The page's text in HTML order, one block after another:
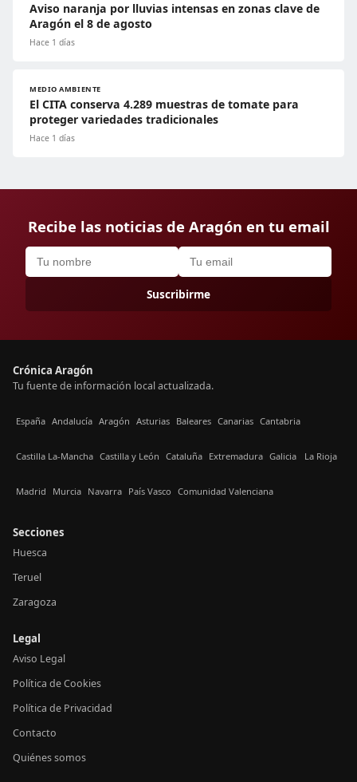
Aviso naranja por lluvias intensas en zonas clave de
Aragón el 8 de agosto
Hace 1 días
MEDIO AMBIENTE
El CITA conserva 4.289 muestras de tomate para
proteger variedades tradicionales
Hace 1 días
Recibe las noticias de Aragón en tu email
Suscribirme
Crónica Aragón
Tu fuente de información local actualizada.
España Andalucía Aragón Asturias Baleares Canarias Cantabria
Castilla La-Mancha Castilla y León Cataluña Extremadura Galicia La Rioja
Madrid Murcia Navarra País Vasco Comunidad Valenciana
Secciones
Huesca
Teruel
Zaragoza
Legal
Aviso Legal
Política de Cookies
Política de Privacidad
Contacto
Quiénes somos